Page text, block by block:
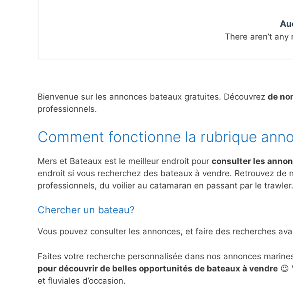
There aren’t
Bienvenue sur les annonces bateaux gratuites. Découvrez de
professionnels.
Comment fonctionne la rubrique
Mers et Bateaux est le meilleur endroit pour consulter les
endroit si vous recherchez des bateaux à vendre. Retrouvez de
professionnels, du voilier au catamaran en passant par le trawler.
Chercher un bateau?
Vous pouvez consulter les annonces, et faire des recherches
Faites votre recherche personnalisée dans nos annonces
pour découvrir de belles opportunités de bateaux à vendre 😉
et fluviales d’occasion.